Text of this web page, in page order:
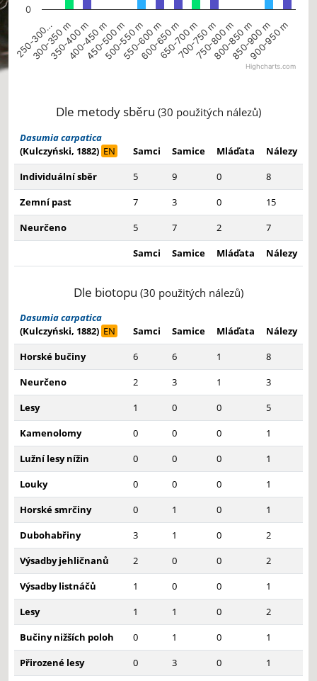
250-300…
300-350 m
350-400 m
400-450 m
450-500 m
500-550 m
550-600 m
600-650 m
650-700 m
700-750 m
750-800 m
800-850 m
850-900 m
900-950 m
0
Highcharts.com
Dle metody sběru (30 použitých nálezů)
Dasumia carpatica
(Kulczyński, 1882) EN Samci Samice Mláďata
Nálezy
Individuální sběr
5 9 0
8
Zemní past
7 3 0
15
Neurčeno
5 7 2
7
Samci
Samice Mláďata Nálezy
Dle biotopu (30 použitých nálezů)
Dasumia carpatica
(Kulczyński, 1882) EN Samci Samice Mláďata
Nálezy
Horské bučiny
6 6 1
8
Neurčeno
2 3 1
3
Lesy
1 0 0
5
Kamenolomy
0 0 0
1
Lužní lesy nížin
0 0 0
1
Louky
0 0 0
1
Horské smrčiny
0 1 0
1
Dubohabřiny
3 1 0
2
Výsadby jehličnanů
2 0 0
2
Výsadby listnáčů
1 0 0
1
Lesy
1 1 0
2
Bučiny nižších poloh
0 1 0
1
Přirozené lesy
0 3 0
1